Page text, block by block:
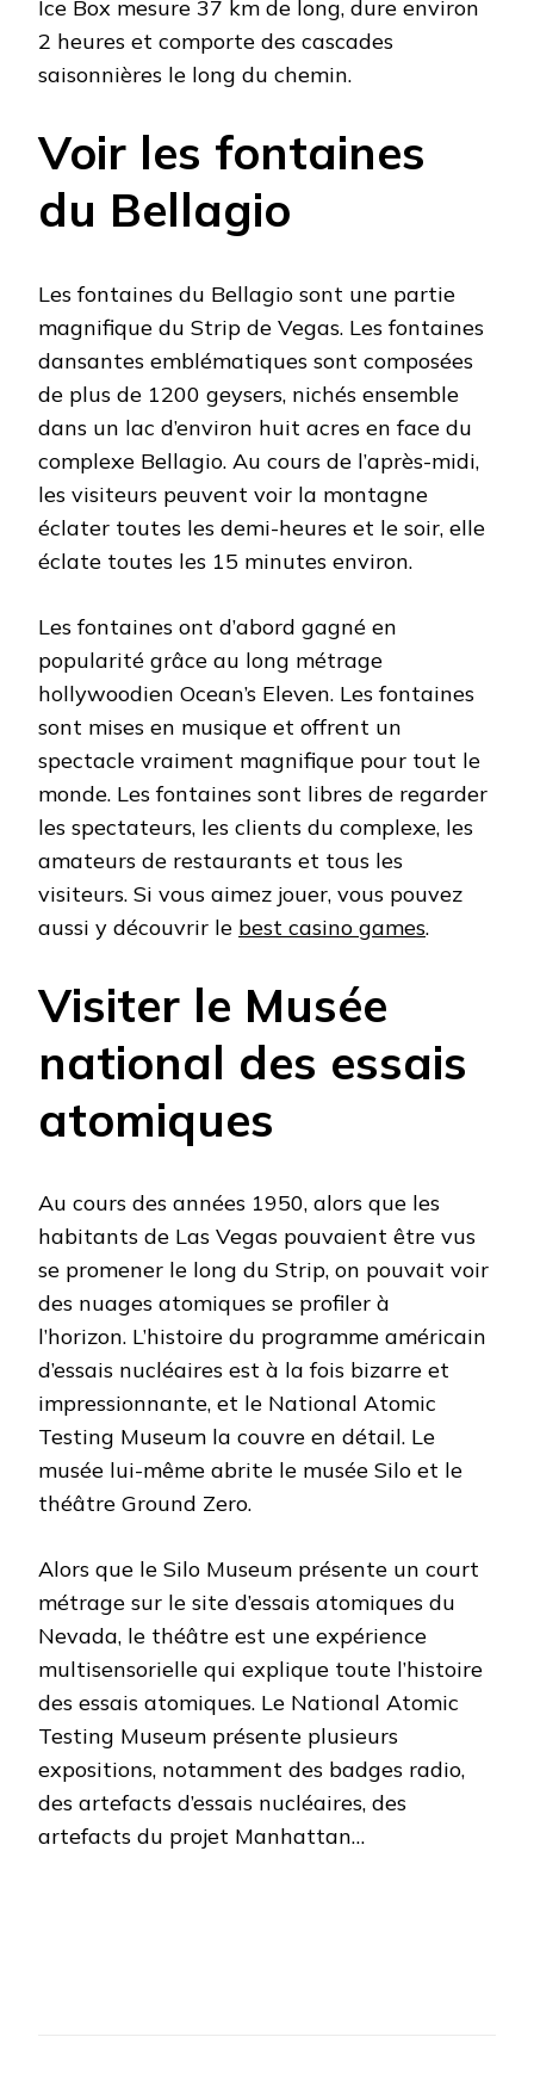
Ice Box mesure 37 km de long, dure environ
2 heures et comporte des cascades
saisonnières le long du chemin.
Voir les fontaines
du Bellagio
Les fontaines du Bellagio sont une partie
magnifique du Strip de Vegas. Les fontaines
dansantes emblématiques sont composées
de plus de 1200 geysers, nichés ensemble
dans un lac d’environ huit acres en face du
complexe Bellagio. Au cours de l’après-midi,
les visiteurs peuvent voir la montagne
éclater toutes les demi-heures et le soir, elle
éclate toutes les 15 minutes environ.
Les fontaines ont d’abord gagné en
popularité grâce au long métrage
hollywoodien Ocean’s Eleven. Les fontaines
sont mises en musique et offrent un
spectacle vraiment magnifique pour tout le
monde. Les fontaines sont libres de regarder
les spectateurs, les clients du complexe, les
amateurs de restaurants et tous les
visiteurs. Si vous aimez jouer, vous pouvez
aussi y découvrir le best casino games.
Visiter le Musée
national des essais
atomiques
Au cours des années 1950, alors que les
habitants de Las Vegas pouvaient être vus
se promener le long du Strip, on pouvait voir
des nuages atomiques se profiler à
l’horizon. L’histoire du programme américain
d’essais nucléaires est à la fois bizarre et
impressionnante, et le National Atomic
Testing Museum la couvre en détail. Le
musée lui-même abrite le musée Silo et le
théâtre Ground Zero.
Alors que le Silo Museum présente un court
métrage sur le site d’essais atomiques du
Nevada, le théâtre est une expérience
multisensorielle qui explique toute l’histoire
des essais atomiques. Le National Atomic
Testing Museum présente plusieurs
expositions, notamment des badges radio,
des artefacts d’essais nucléaires, des
artefacts du projet Manhattan…